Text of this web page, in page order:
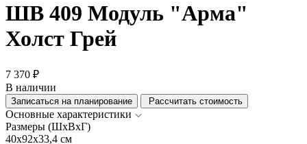
ШВ 409 Модуль "Арма"
Холст Грей
7 370 ₽
В наличии
Записаться на планирование Рассчитать стоимость
Основные характеристики
Размеры (ШхВхГ)
40x92x33,4 см